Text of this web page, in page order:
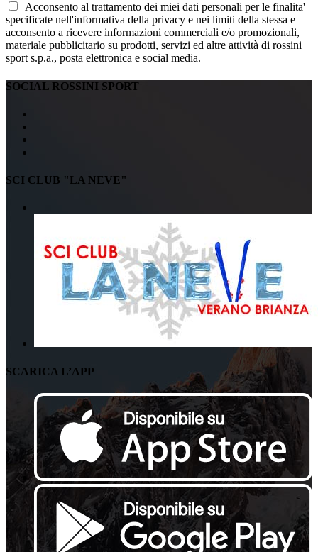
Acconsento al trattamento dei miei dati personali per le finalita'
specificate nell'informativa della privacy e nei limiti della stessa e
acconsento a ricevere informazioni commerciali e/o promozionali,
materiale pubblicitario su prodotti, servizi ed altre attività di rossini
sport s.p.a., posta elettronica e social media.
SOCIAL ROSSINI SPORT
SCI CLUB "LA NEVE"
SCARICA L’APP